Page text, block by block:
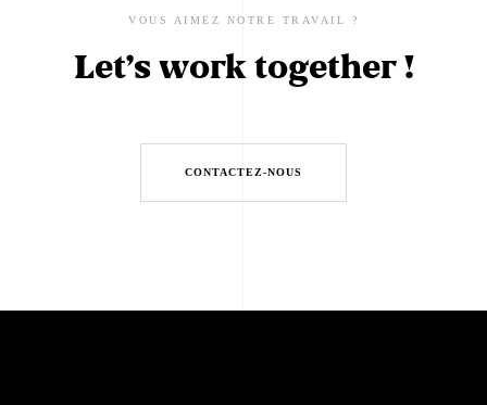
VOUS AIMEZ NOTRE TRAVAIL ?
Let’s work together !
CONTACTEZ-NOUS